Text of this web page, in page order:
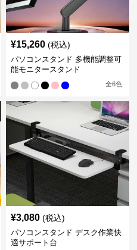
¥15,260 (税込)
パソコンスタンド 多機能調整可
能モニタースタンド
全6色
¥3,080 (税込)
パソコンスタンド デスク作業快
適サポート台